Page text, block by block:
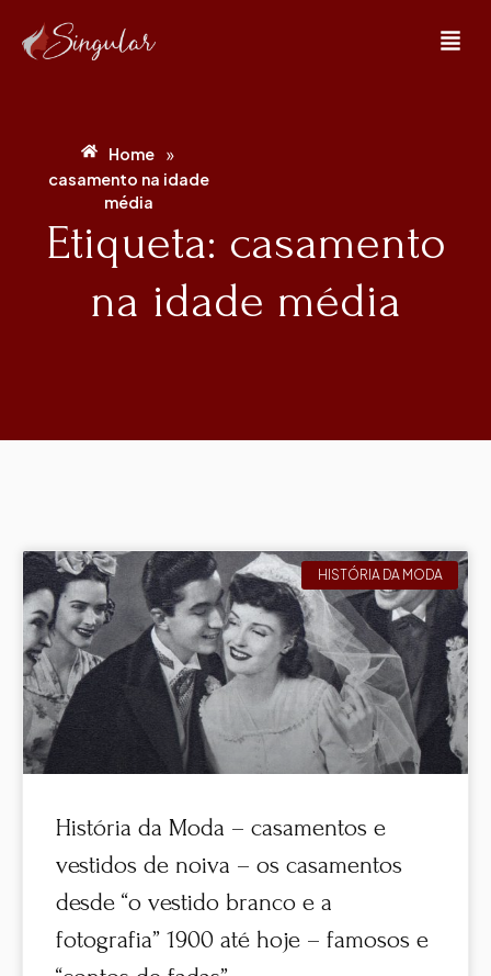
Home »
casamento na idade
média
Etiqueta: casamento
na idade média
HISTÓRIA DA MODA
História da Moda – casamentos e
vestidos de noiva – os casamentos
desde “o vestido branco e a
fotografia” 1900 até hoje – famosos e